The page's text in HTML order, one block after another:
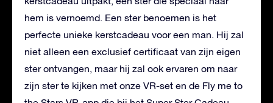
hem is vernoemd. Een ster benoemen is het
perfecte unieke kerstcadeau voor een man. Hij zal
niet alleen een exclusief certificaat van zijn eigen
ster ontvangen, maar hij zal ook ervaren om naar
zijn ster te kijken met onze VR-set en de Fly me to